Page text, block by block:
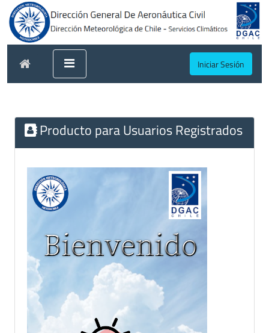
Iniciar Sesión
Producto para Usuarios Registrados